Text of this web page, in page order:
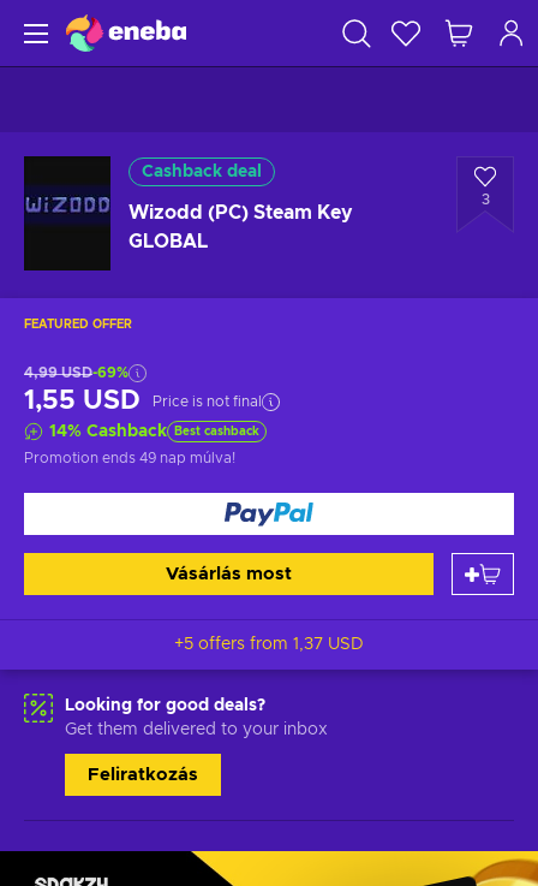
Cashback deal
Wizodd (PC) Steam Key
GLOBAL
3
FEATURED OFFER
4,99 USD-69%
1,55 USD Price is not final
14% Cashback Best cashback
Promotion ends 49 nap múlva!
Vásárlás most
+5 offers from 1,37 USD
Looking for good deals?
Get them delivered to your inbox
Feliratkozás